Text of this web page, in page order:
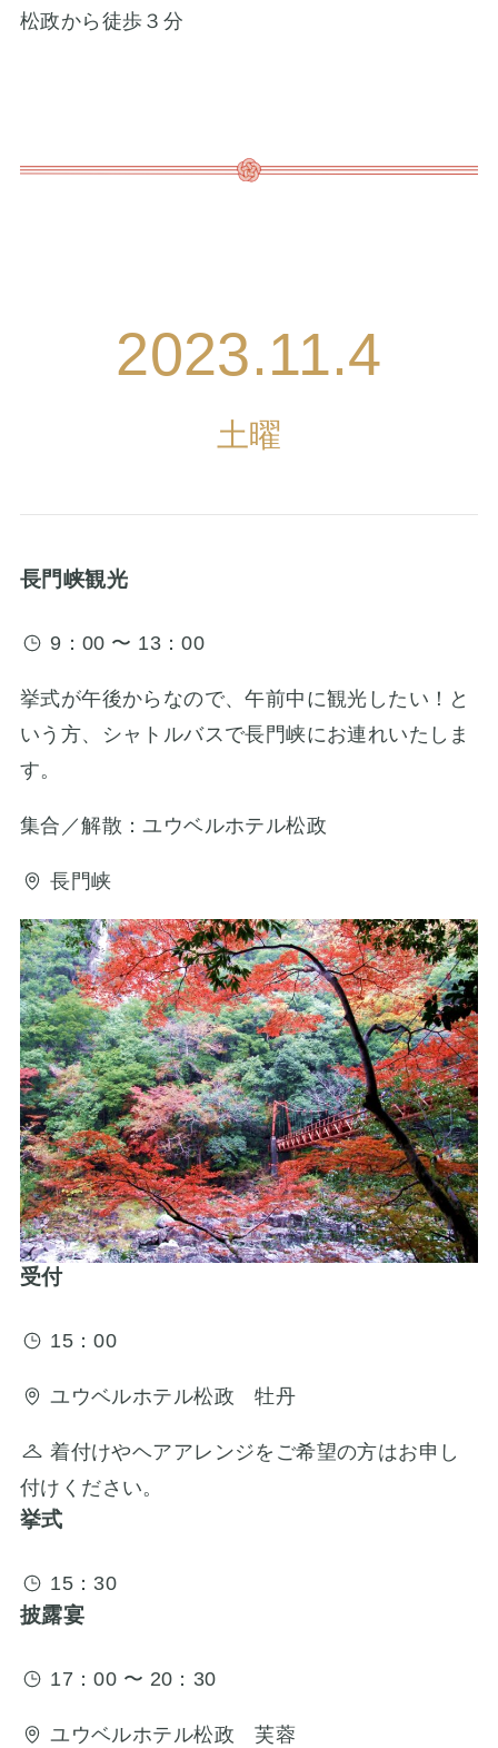
松政から徒歩３分
2023.11.4
土曜
長門峡観光
9：00 〜 13：00
挙式が午後からなので、午前中に観光したい！と
いう方、シャトルバスで長門峡にお連れいたしま
す。
集合／解散：ユウベルホテル松政
長門峡
受付
15：00
ユウベルホテル松政 牡丹
着付けやヘアアレンジをご希望の方はお申し
付けください。
挙式
15：30
披露宴
17：00 〜 20：30
ユウベルホテル松政 芙蓉